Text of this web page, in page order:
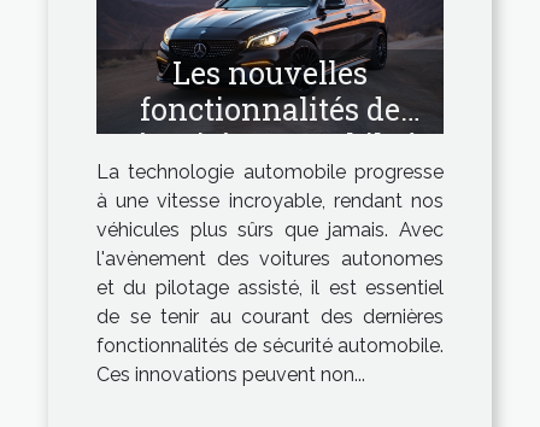
Les nouvelles
fonctionnalités de
sécurité automobile à
surveiller
La technologie automobile progresse
à une vitesse incroyable, rendant nos
véhicules plus sûrs que jamais. Avec
l'avènement des voitures autonomes
et du pilotage assisté, il est essentiel
de se tenir au courant des dernières
fonctionnalités de sécurité automobile.
Ces innovations peuvent non...